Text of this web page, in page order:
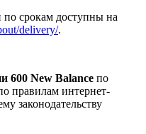
по срокам доступны на
delivery/.
600 New Balance по
правилам интернет-
законодательству